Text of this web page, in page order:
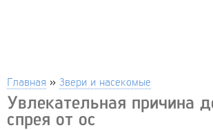
Главная » Звери и насекомые
Увлекательная причина
спрея от ос